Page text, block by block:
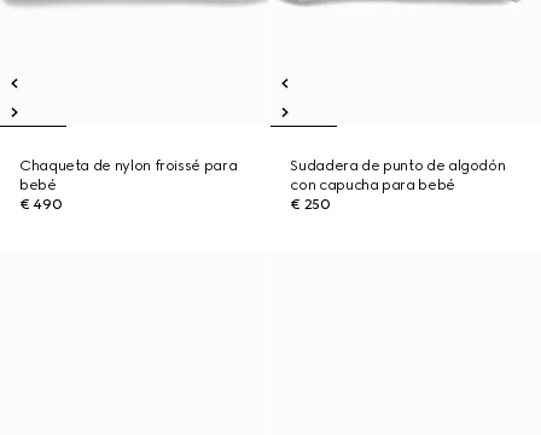
Chaqueta de nylon froissé para
bebé
€ 490
Sudadera de punto de algodón
con capucha para bebé
€ 250